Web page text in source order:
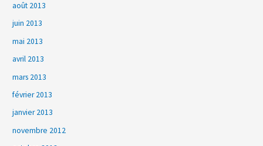
août 2013
juin 2013
mai 2013
avril 2013
mars 2013
février 2013
janvier 2013
novembre 2012